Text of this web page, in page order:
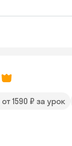
от 1590 ₽ за урок